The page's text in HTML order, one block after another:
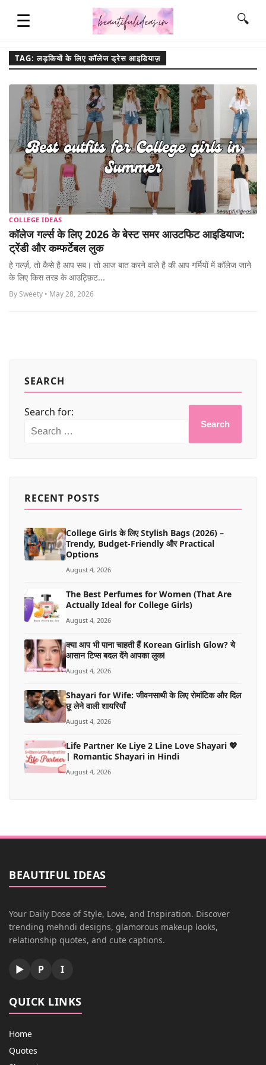
☰
QUOTES
LIFESTYLE
FASHION & STYLE
CONTACT NAME IDEAS
MORE
🔍
TAG: लड़कियों के लिए कॉलेज ड्रेस आइडियाज़
COLLEGE IDEAS
कॉलेज गर्ल्स के लिए 2026 के बेस्ट समर आउटफिट आइडियाज:
ट्रेंडी और कम्फर्टेबल लुक
हे गर्ल्ज़, तो कैसे है आप सब। तो आज बात करने वाले है की आप गर्मियों में कॉलेज जाने
के लिए किस तरह के आउट्फ़िट...
By Sweety • May 28, 2026
SEARCH
Search for:
Search
RECENT POSTS
College Girls के लिए Stylish Bags (2026) –
Trendy, Budget-Friendly और Practical
Options
August 4, 2026
The Best Perfumes for Women (That Are
Actually Ideal for College Girls)
August 4, 2026
क्या आप भी पाना चाहती हैं Korean Girlish Glow? ये
आसान टिप्स बदल देंगे आपका लुक!
August 4, 2026
Shayari for Wife: जीवनसाथी के लिए रोमांटिक और दिल
छू लेने वाली शायरियाँ
August 4, 2026
Life Partner Ke Liye 2 Line Love Shayari 💖
| Romantic Shayari in Hindi
August 4, 2026
BEAUTIFUL IDEAS
Your Daily Dose of Style, Love, and Inspiration. Discover
trending mehndi designs, glamorous makeup looks,
relationship quotes, and cute captions.
▶ P I
QUICK LINKS
Home
Quotes